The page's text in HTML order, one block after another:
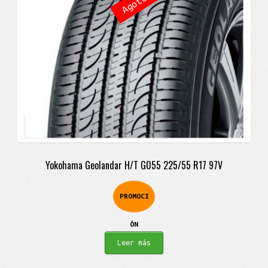
Yokohama Geolandar H/T G055 225/55 R17 97V
PROMOCI
ÓN
Leer más